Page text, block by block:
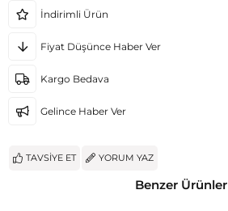
İndirimli Ürün
Fiyat Düşünce Haber Ver
Kargo Bedava
Gelince Haber Ver
TAVSIYE ET YORUM YAZ
Benzer Ürünler